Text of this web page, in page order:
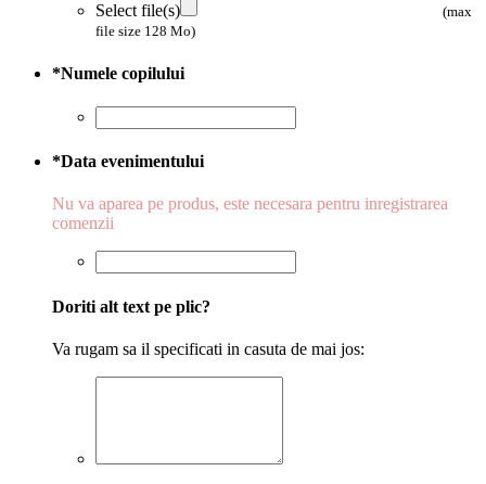
Select file(s)
(max
file size 128 Mo)
*Numele copilului
*Data evenimentului
Nu va aparea pe produs, este necesara pentru inregistrarea
comenzii
Doriti alt text pe plic?
Va rugam sa il specificati in casuta de mai jos: